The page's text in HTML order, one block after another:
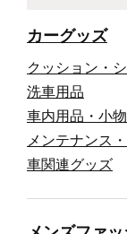
カーグッズ
クッション・
洗車用品
車内用品・小
メンテナンス
車関連グッズ